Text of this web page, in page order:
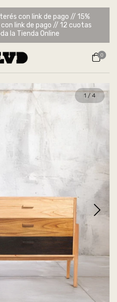
con link de pago // 15%
link de pago // 12 cuotas
la Tienda Online
0
1 / 4